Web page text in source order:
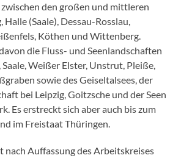
den großen und mittleren
Halle (Saale), Dessau-Rosslau,
Köthen und Wittenberg.
die Fluss- und Seenlandschaften
Saale, Weißer Elster, Unstrut, Pleiße,
sowie des Geiseltalsees, der
bei Leipzig, Goitzsche und der Seen
Es erstreckt sich aber auch bis zum
im Freistaat Thüringen.
nach Auffassung des Arbeitskreises